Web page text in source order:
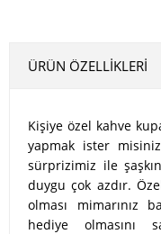
ÜRÜN ÖZELLIKLERI
Kişiye özel kahve
yapmak ister
sürprizimiz ile
duygu çok azdır.
olması mimarınız
hediye olmasını